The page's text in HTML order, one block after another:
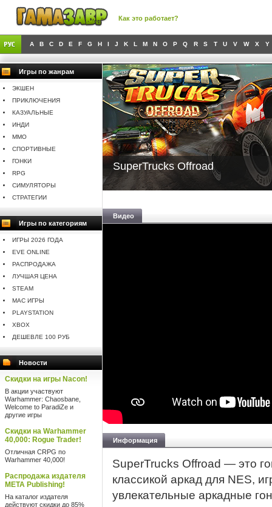
Как это работает?
A B C D E F G H I J K L M N O P Q R S T U V W X Y
Игры по жанрам
ЭКШЕН
ПРИКЛЮЧЕНИЯ
КАЗУАЛЬНЫЕ
ИНДИ
MMO
СПОРТИВНЫЕ
ГОНКИ
RPG
СИМУЛЯТОРЫ
СТРАТЕГИИ
Игры по категориям
ИГРЫ 2026 ГОДА
EVE ONLINE
РАСПРОДАЖА
ЛУЧШАЯ ЦЕНА
STEAM
MAC ИГРЫ
PLAYSTATION
XBOX
ДЕШЕВЛЕ 100 РУБ
Новости
Скидки на игры Nacon!
В акции участвуют
Warhammer: Chaosbane,
Welcome to ParadiZe и
другие игры
Скидки на Warhammer
40,000: Rogue Trader!
Отличная CRPG по
Warhammer 40,000!
Распродажа издателя
META Publishing!
На каталог издателя
действуют скидки до 85%
SuperTrucks Offroad
Видео
Информация
SuperTrucks Offroad — это
классикой аркад для NES,
увлекательные аркадные